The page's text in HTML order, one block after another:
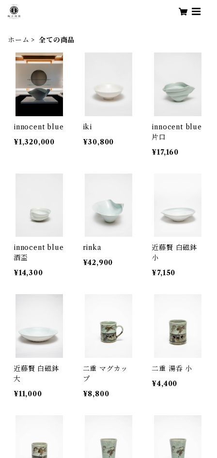
ホーム 全ての商品
innocent blue
¥1,320,000
iki
¥30,800
innocent blue
片口
¥17,160
innocent blue
酒盃
¥14,300
rinka
¥42,900
近藤賢 白磁鉢
小
¥7,150
近藤賢 白磁鉢
大
¥11,000
二重 マグカッ
プ
¥8,800
二重 湯呑 小
¥4,400